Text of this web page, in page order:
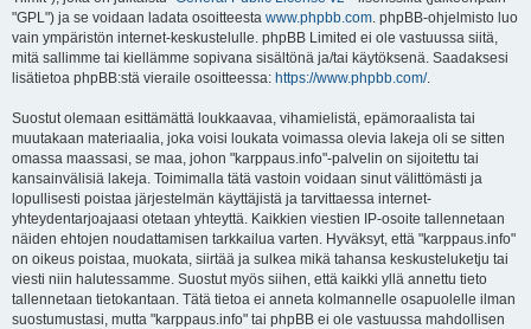
"GPL") ja se voidaan ladata osoitteesta www.phpbb.com. phpBB-ohjelmisto luo
vain ympäristön internet-keskustelulle. phpBB Limited ei ole vastuussa siitä,
mitä sallimme tai kiellämme sopivana sisältönä ja/tai käytöksenä. Saadaksesi
lisätietoa phpBB:stä vieraile osoitteessa: https://www.phpbb.com/.
Suostut olemaan esittämättä loukkaavaa, vihamielistä, epämoraalista tai
muutakaan materiaalia, joka voisi loukata voimassa olevia lakeja oli se sitten
omassa maassasi, se maa, johon "karppaus.info"-palvelin on sijoitettu tai
kansainvälisiä lakeja. Toimimalla tätä vastoin voidaan sinut välittömästi ja
lopullisesti poistaa järjestelmän käyttäjistä ja tarvittaessa internet-
yhteydentarjoajaasi otetaan yhteyttä. Kaikkien viestien IP-osoite tallennetaan
näiden ehtojen noudattamisen tarkkailua varten. Hyväksyt, että "karppaus.info"
on oikeus poistaa, muokata, siirtää ja sulkea mikä tahansa keskusteluketju tai
viesti niin halutessamme. Suostut myös siihen, että kaikki yllä annettu tieto
tallennetaan tietokantaan. Tätä tietoa ei anneta kolmannelle osapuolelle ilman
suostumustasi, mutta "karppaus.info" tai phpBB ei ole vastuussa mahdollisen